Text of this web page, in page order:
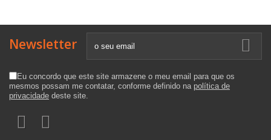
Newsletter
Eu concordo que este site armazene o meu email para que os
mesmos possam me contatar, conforme definido na política de
privacidade deste site.